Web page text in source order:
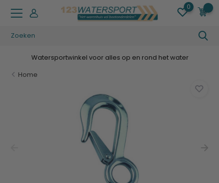
0
Watersportwinkel voor alles op en rond het water
Home